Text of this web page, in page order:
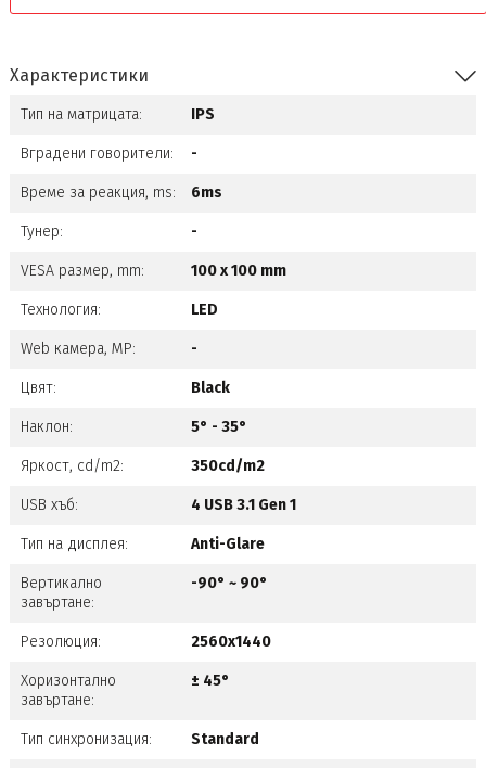
Характеристики
Тип на матрицата: IPS
Вградени говорители: -
Време за реакция, ms: 6ms
Тунер: -
VESA размер, mm: 100 x 100 mm
Технология: LED
Web камера, MP: -
Цвят: Black
Наклон: 5° - 35°
Яркост, cd/m2: 350cd/m2
USB хъб: 4 USB 3.1 Gen 1
Тип на дисплея: Anti-Glare
Вертикално
завъртане:
-90° ~ 90°
Резолюция: 2560x1440
Хоризонтално
завъртане:
± 45°
Тип синхронизация: Standard